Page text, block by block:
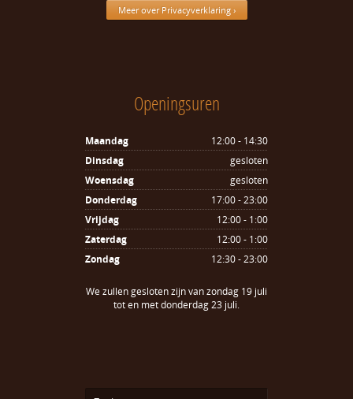
Meer over Privacyverklaring ›
Openingsuren
Maandag
12:00 - 14:30
Dinsdag
gesloten
Woensdag
gesloten
Donderdag
17:00 - 23:00
Vrijdag
12:00 - 1:00
Zaterdag
12:00 - 1:00
Zondag
12:30 - 23:00
We zullen gesloten zijn van zondag 19 juli
tot en met donderdag 23 juli.